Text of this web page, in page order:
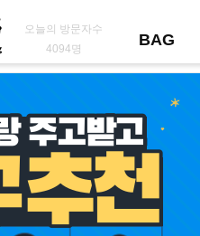
오늘의 방문자수
4094명
BAG
프라다 발렌시아가